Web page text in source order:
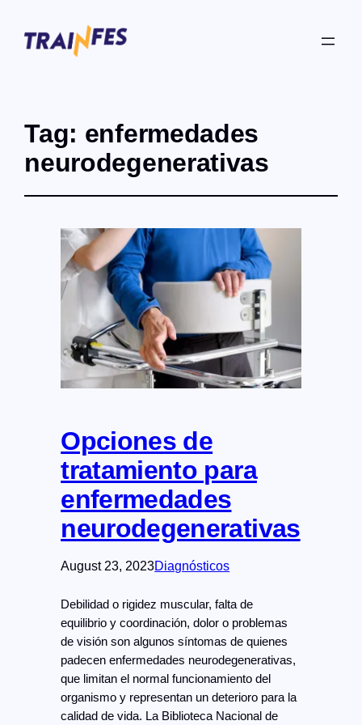
Tag: enfermedades
neurodegenerativas
Opciones de
tratamiento para
enfermedades
neurodegenerativas
August 23, 2023Diagnósticos
Debilidad o rigidez muscular, falta de
equilibrio y coordinación, dolor o problemas
de visión son algunos síntomas de quienes
padecen enfermedades neurodegenerativas,
que limitan el normal funcionamiento del
organismo y representan un deterioro para la
calidad de vida. La Biblioteca Nacional de